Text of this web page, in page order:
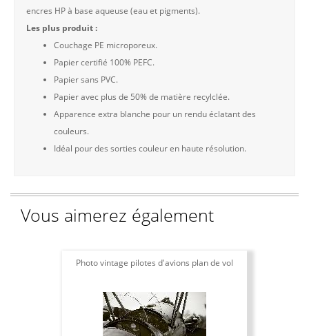
encres HP à base aqueuse (eau et pigments).
Les plus produit :
Couchage PE microporeux.
Papier certifié 100% PEFC.
Papier sans PVC.
Papier avec plus de 50% de matière recylclée.
Apparence extra blanche pour un rendu éclatant des
couleurs.
Idéal pour des sorties couleur en haute résolution.
Vous aimerez également
Photo vintage pilotes d'avions plan de vol